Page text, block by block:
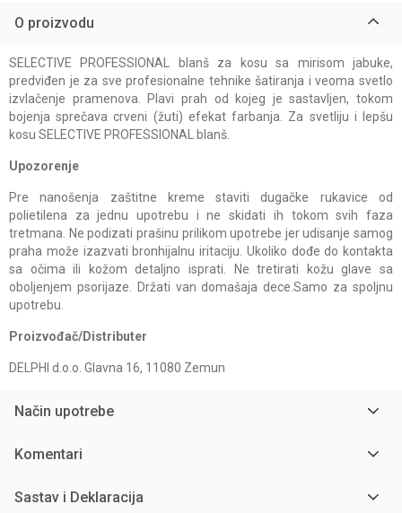
O proizvodu
SELECTIVE PROFESSIONAL blanš za kosu sa mirisom jabuke,
predviđen je za sve profesionalne tehnike šatiranja i veoma svetlo
izvlačenje pramenova. Plavi prah od kojeg je sastavljen, tokom
bojenja sprečava crveni (žuti) efekat farbanja. Za svetliju i lepšu
kosu SELECTIVE PROFESSIONAL blanš.
Upozorenje
Pre nanošenja zaštitne kreme staviti dugačke rukavice od
polietilena za jednu upotrebu i ne skidati ih tokom svih faza
tretmana. Ne podizati prašinu prilikom upotrebe jer udisanje samog
praha može izazvati bronhijalnu iritaciju. Ukoliko dođe do kontakta
sa očima ili kožom detaljno isprati. Ne tretirati kožu glave sa
oboljenjem psorijaze. Držati van domašaja dece.Samo za spoljnu
upotrebu.
Proizvođač/Distributer
DELPHI d.o.o. Glavna 16, 11080 Zemun
Način upotrebe
Komentari
Sastav i Deklaracija